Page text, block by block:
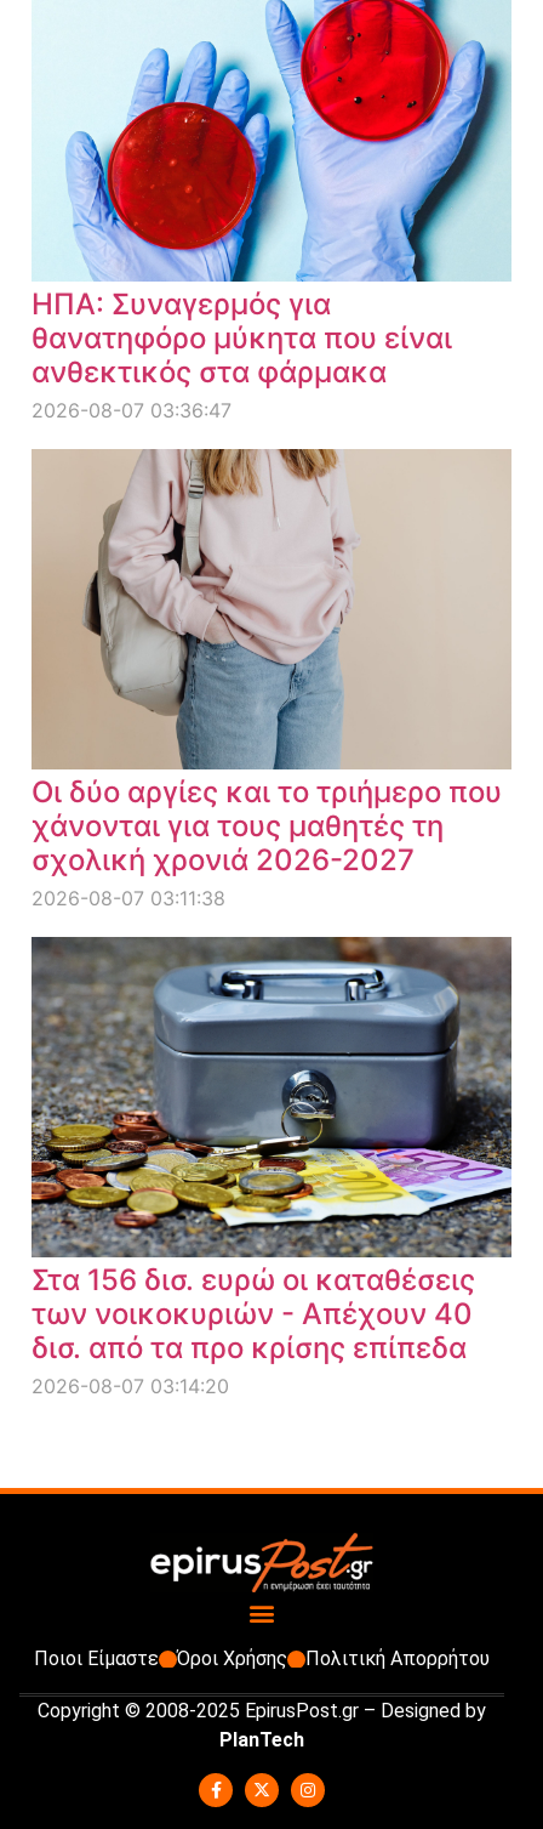
ΗΠΑ: Συναγερμός για
θανατηφόρο μύκητα που είναι
ανθεκτικός στα φάρμακα
2026-08-07 03:36:47
Οι δύο αργίες και το τριήμερο που
χάνονται για τους μαθητές τη
σχολική χρονιά 2026-2027
2026-08-07 03:11:38
Στα 156 δισ. ευρώ οι καταθέσεις
των νοικοκυριών - Απέχουν 40
δισ. από τα προ κρίσης επίπεδα
2026-08-07 03:14:20
Ποιοι Είμαστε Όροι Χρήσης Πολιτική Απορρήτου
Copyright © 2008-2025 EpirusPost.gr – Designed by
PlanTech